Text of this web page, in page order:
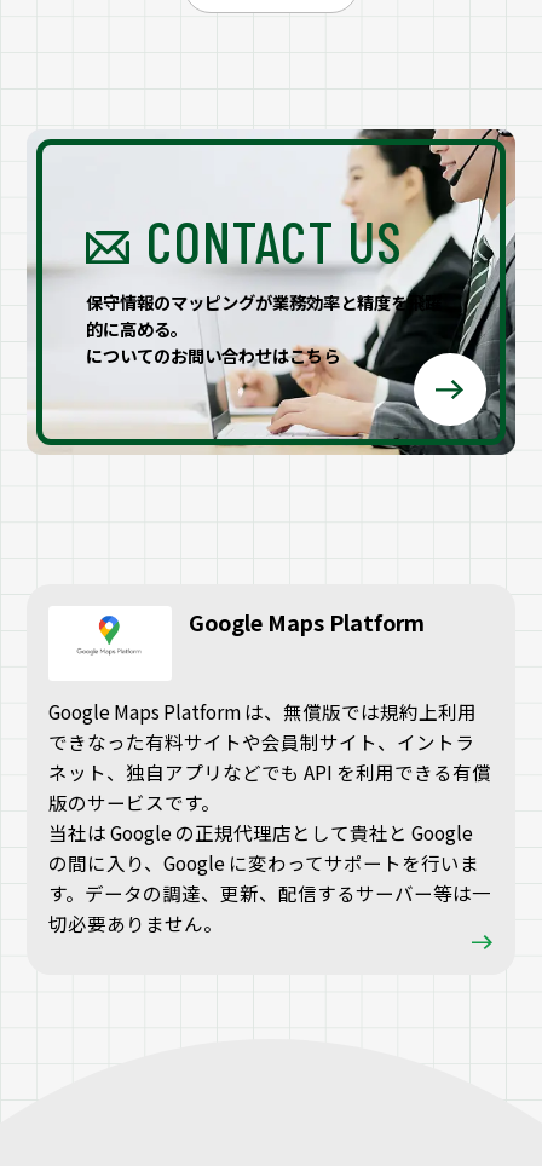
CONTACT US
保守情報のマッピングが業務効率と精度を飛躍
的に高める。
についてのお問い合わせはこちら
Google Maps Platform
Google Maps Platform は、無償版では規約上利用
できなった有料サイトや会員制サイト、イントラ
ネット、独自アプリなどでも API を利用できる有償
版のサービスです。
当社は Google の正規代理店として貴社と Google
の間に入り、Google に変わってサポートを行いま
す。データの調達、更新、配信するサーバー等は一
切必要ありません。